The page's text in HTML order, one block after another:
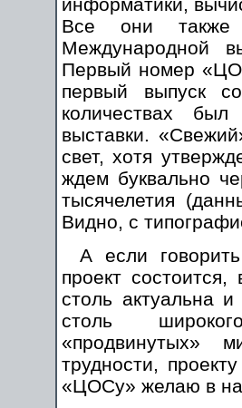
Все они также
Международной
Первый номер
первый выпуск
количествах
выставки.
свет, хотя
ждем буквально
тысячелетия
Видно, с
А если
проект
столь актуальна и
столь
«продвинутых»
трудности,
«ЦОСу» желаю в